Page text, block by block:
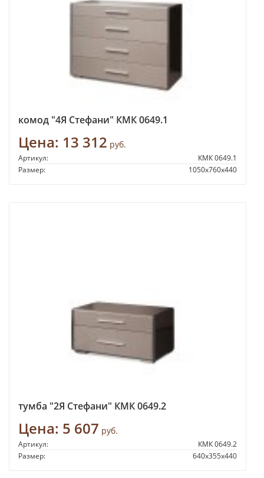
комод "4Я Стефани" КМК 0649.1
Цена: 13 312 руб.
Артикул:
КМК 0649.1
Размер:
1050х760х440
тумба "2Я Стефани" КМК 0649.2
Цена: 5 607 руб.
Артикул:
КМК 0649.2
Размер:
640х355х440